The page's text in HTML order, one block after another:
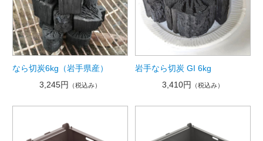
なら切炭6kg（岩手県産）
3,245円
（税込み）
岩手なら切炭 GI 6kg
3,410円
（税込み）